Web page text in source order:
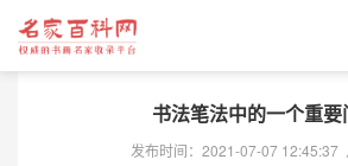
书法笔法中的一个重要
发布时间：2021-07-07 12:45:37